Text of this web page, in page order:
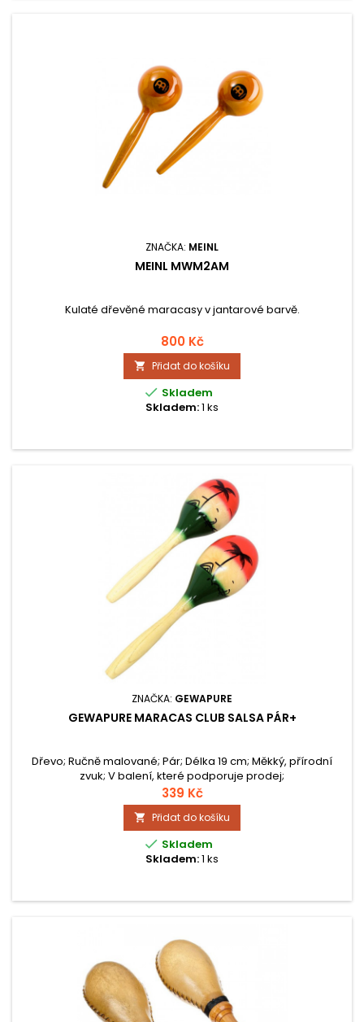
ZNAČKA: MEINL
MEINL MWM2AM
Kulaté dřevěné maracasy v jantarové barvě.
800 Kč
 Přidat do košíku
 Skladem
Skladem:1 ks
ZNAČKA: GEWAPURE
GEWAPURE MARACAS CLUB SALSA PÁR+
Dřevo; Ručně malované; Pár; Délka 19 cm; Měkký, přírodní
zvuk; V balení, které podporuje prodej;
339 Kč
 Přidat do košíku
 Skladem
Skladem:1 ks